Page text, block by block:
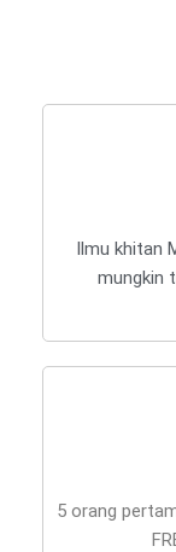
Ilmu khitan
mungkin
5 orang